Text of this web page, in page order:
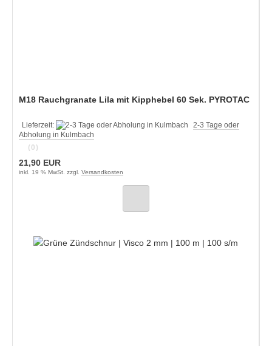
M18 Rauchgranate Lila mit Kipphebel 60 Sek. PYROTAC
Lieferzeit:
2-3 Tage oder
Abholung in Kulmbach
(0)
21,90 EUR
inkl. 19 % MwSt. zzgl. Versandkosten